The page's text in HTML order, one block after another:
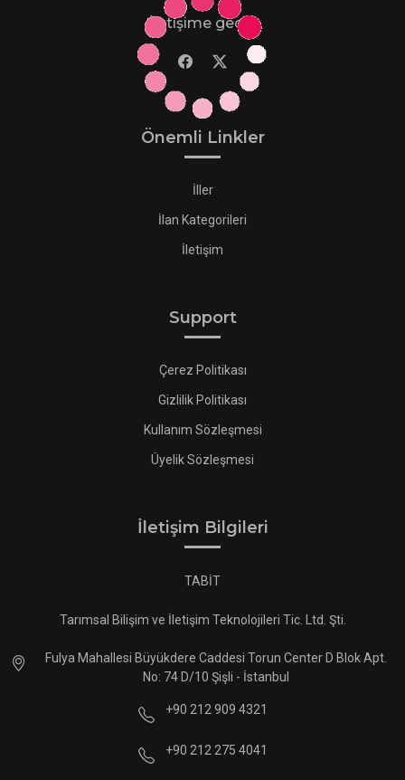
İletişime geçin
Önemli Linkler
İller
İlan Kategorileri
İletişim
Support
Çerez Politikası
Gizlilik Politikası
Kullanım Sözleşmesi
Üyelik Sözleşmesi
İletişim Bilgileri
TABİT
Tarımsal Bilişim ve İletişim Teknolojileri Tic. Ltd. Şti.
Fulya Mahallesi Büyükdere Caddesi Torun Center D Blok Apt.
No: 74 D/10 Şişli - İstanbul
+90 212 909 4321
+90 212 275 4041